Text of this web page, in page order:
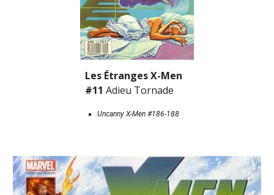
Les Étranges X-Men
#11 Adieu Tornade
Uncanny X-Men #186-188